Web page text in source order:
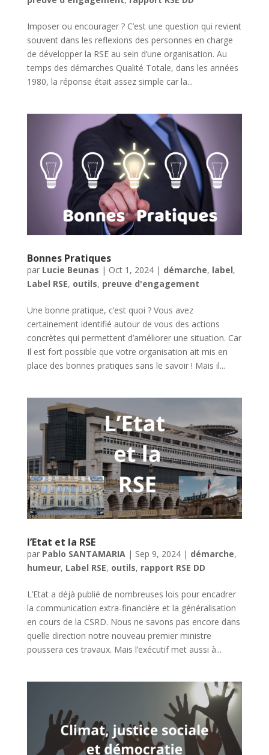
Imposer ou encourager ? C’est une question qui revient
souvent dans les reflexions des personnes en charge
de développer la RSE au sein d’une organisation. Au
temps des démarches Qualité Totale, dans les années
1980, la réponse était assez simple car la...
Bonnes Pratiques
par Lucie Beunas | Oct 1, 2024| démarche, label,
Label RSE, outils, preuve d'engagement
Une bonne pratique, c’est quoi ? Vous avez
certainement identifié autour de vous des actions
concrètes qui permettent d’améliorer une situation. Car
Il est fort possible que votre organisation ait mis en
place des bonnes pratiques sans le savoir ! Mais il...
l’Etat et la RSE
par Pablo SANTAMARIA | Sep 9, 2024| démarche,
humeur, Label RSE, outils, rapport RSE DD
L’Etat a déjà publié de nombreuses lois pour encadrer
la communication extra-financière et la généralisation
en cours de la CSRD. Nous ne savons pas encore dans
quelle direction notre nouveau premier ministre
poussera ces travaux. Mais l’exécutif met aussi à...